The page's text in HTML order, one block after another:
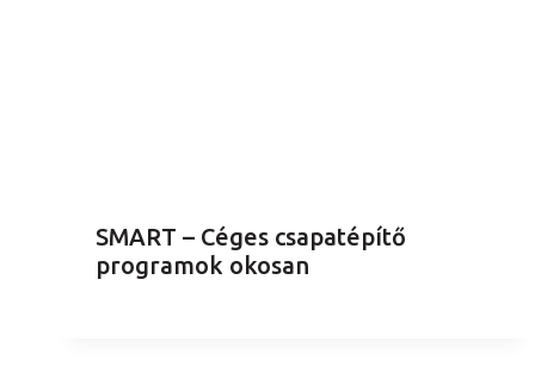
SMART – Céges csapatépítő
programok okosan